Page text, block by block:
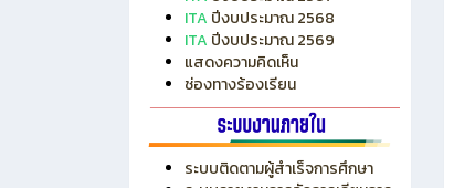
ITAปีงบประมาณ 2567
ITAปีงบประมาณ 2568
ปีงบประมาณ 2569
แสดงความคิดเห็น
ช่องทางร้องเรียน